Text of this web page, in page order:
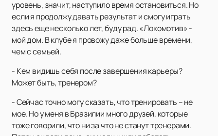
уровень, значит, наступило время остановиться. Но
если я продолжу давать результат и смогу играть
здесь еще несколько лет, буду рад. «Локомотив» -
мой дом. В клубе я провожу даже больше времени,
чем с семьей.
- Кем видишь себя после завершения карьеры?
Может быть, тренером?
- Сейчас точно могу сказать, что тренировать – не
мое. Но у меня в Бразилии много друзей, которые
тоже говорили, что ни за что не станут тренерами.